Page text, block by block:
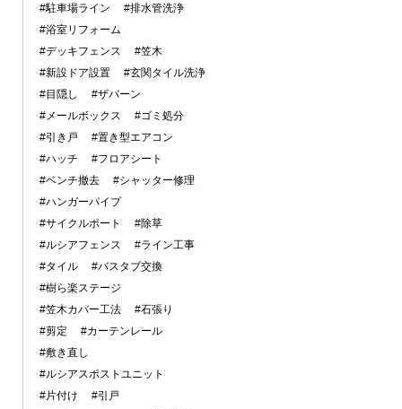
#駐車場ライン
#排水管洗浄
#浴室リフォーム
#デッキフェンス
#笠木
#新設ドア設置
#玄関タイル洗浄
#目隠し
#ザバーン
#メールボックス
#ゴミ処分
#引き戸
#置き型エアコン
#ハッチ
#フロアシート
#ベンチ撤去
#シャッター修理
#ハンガーパイプ
#サイクルポート
#除草
#ルシアフェンス
#ライン工事
#タイル
#バスタブ交換
#樹ら楽ステージ
#笠木カバー工法
#石張り
#剪定
#カーテンレール
#敷き直し
#ルシアスポストユニット
#片付け
#引戸